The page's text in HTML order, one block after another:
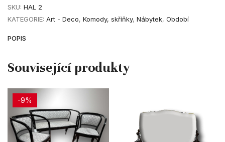
SKU: HAL 2
KATEGORIE: Art - Deco, Komody, skříňky, Nábytek, Období
POPIS
-9%